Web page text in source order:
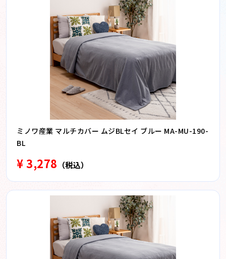
ミノワ産業 マルチカバー ムジBLセイ ブルー MA-MU-190-
BL
¥ 3,278 （税込）